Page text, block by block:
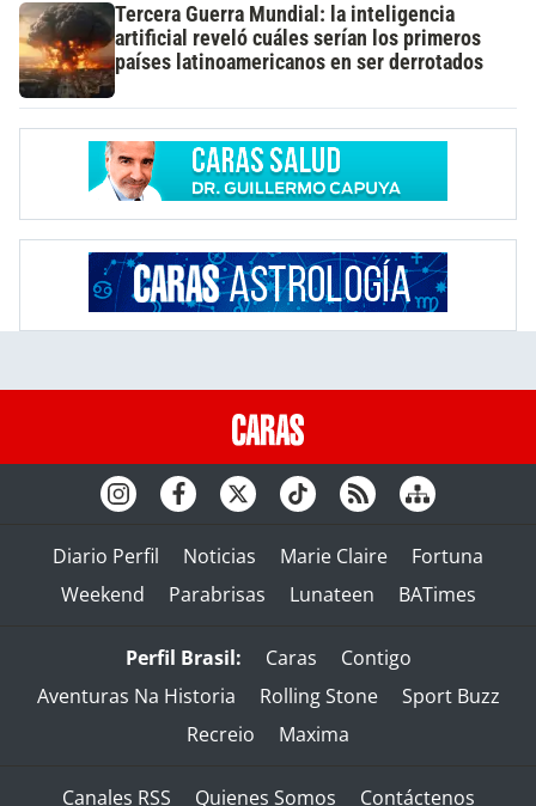
Tercera Guerra Mundial: la inteligencia
artificial reveló cuáles serían los primeros
países latinoamericanos en ser derrotados
Diario Perfil Noticias Marie Claire
Fortuna
Weekend
Parabrisas Lunateen BATimes
Perfil Brasil: Caras
Contigo
Aventuras Na Historia
Rolling Stone
Sport Buzz
Recreio
Maxima
Canales RSS Quienes Somos Contáctenos